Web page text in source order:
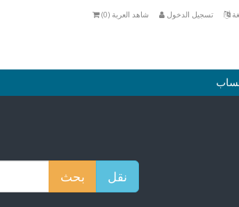
تسجيل الدخول شاهد العربة (0
)